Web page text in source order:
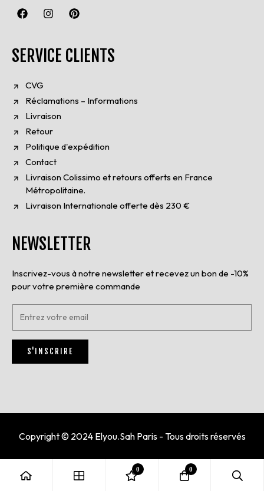
SERVICE CLIENTS
CVG
Réclamations – Informations
Livraison
Retour
Politique d'expédition
Contact
Livraison Colissimo et retours offerts en France
Métropolitaine.
Livraison Internationale offerte dès 230 €
NEWSLETTER
Inscrivez-vous à notre newsletter et recevez un bon de -10%
pour votre première commande
E
t
r
z
S'INSCRIRE
Copyright © 2024 Elyou.Sah Paris - Tous droits réservés
0 0